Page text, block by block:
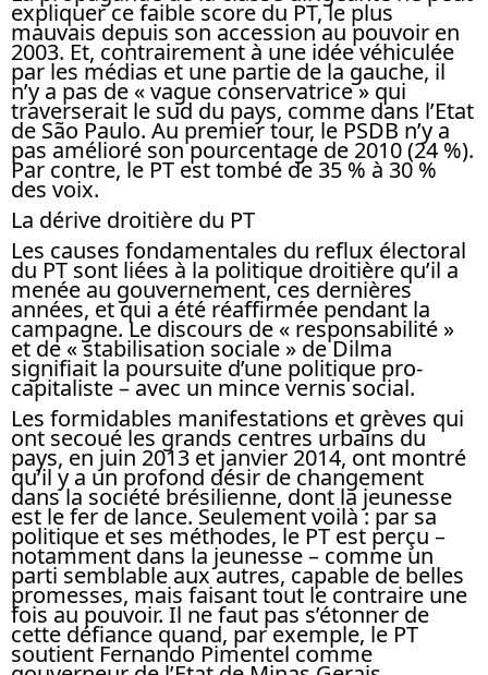
expliquer ce faible score du PT, le plus
mauvais depuis son accession au pouvoir en
2003. Et, contrairement à une idée véhiculée
par les médias et une partie de la gauche, il
n’y a pas de « vague conservatrice » qui
traverserait le sud du pays, comme dans l’Etat
de São Paulo. Au premier tour, le PSDB n’y a
pas amélioré son pourcentage de 2010 (24 %).
Par contre, le PT est tombé de 35 % à 30 %
des voix.
La dérive droitière du PT
Les causes fondamentales du reflux électoral
du PT sont liées à la politique droitière qu’il a
menée au gouvernement, ces dernières
années, et qui a été réaffirmée pendant la
campagne. Le discours de « responsabilité »
et de « stabilisation sociale » de Dilma
signifiait la poursuite d’une politique pro-
capitaliste – avec un mince vernis social.
Les formidables manifestations et grèves qui
ont secoué les grands centres urbains du
pays, en juin 2013 et janvier 2014, ont montré
qu’il y a un profond désir de changement
dans la société brésilienne, dont la jeunesse
est le fer de lance. Seulement voilà : par sa
politique et ses méthodes, le PT est perçu –
notamment dans la jeunesse – comme un
parti semblable aux autres, capable de belles
promesses, mais faisant tout le contraire une
fois au pouvoir. Il ne faut pas s’étonner de
cette défiance quand, par exemple, le PT
soutient Fernando Pimentel comme